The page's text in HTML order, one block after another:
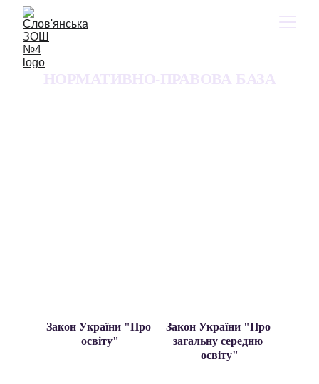
НОРМАТИВНО-ПРАВОВА БАЗА
Закон України "Про
освіту"
Закон України "Про
загальну середню
освіту"